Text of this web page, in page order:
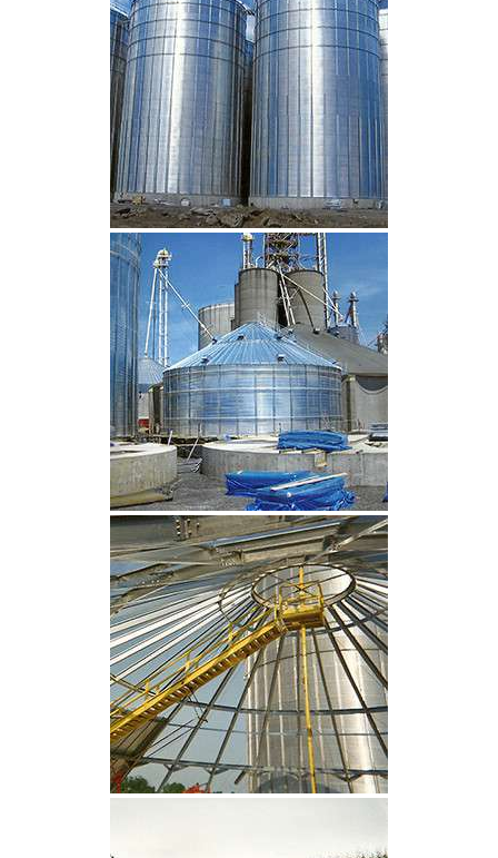
CLIQUEZ POUR AGRANDIR
CLIQUEZ POUR AGRANDIR
CLIQUEZ POUR AGRANDIR